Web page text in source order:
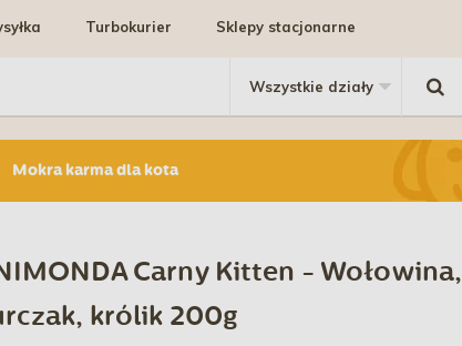
Turbokurier Sklepy stacjonarne
Mokra karma dla kota
Carny Kitten - Wołowina,
królik 200g